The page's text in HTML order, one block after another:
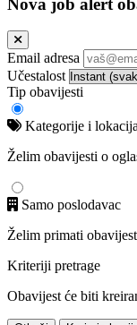
Nova job alert
Email adresa
Učestalost
Tip obavijesti
Kategorije i
Želim obavijesti o
Samo poslodavac
Želim primati
Kriteriji pretrage
Obavijest će biti